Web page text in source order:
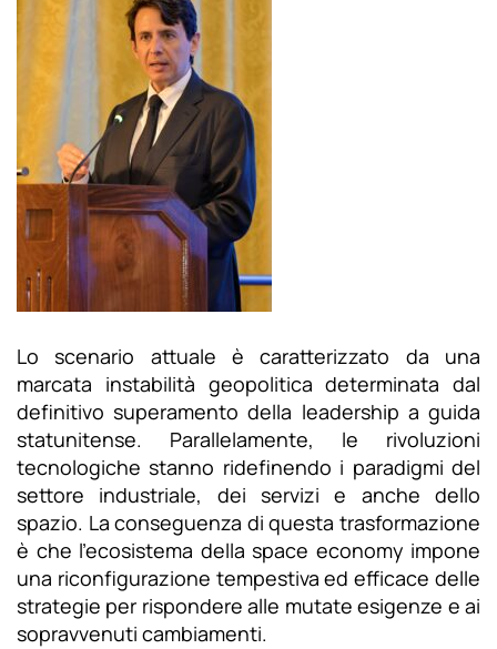
Lo scenario attuale è caratterizzato da una
marcata instabilità geopolitica determinata dal
definitivo superamento della leadership a guida
statunitense. Parallelamente, le rivoluzioni
tecnologiche stanno ridefinendo i paradigmi del
settore industriale, dei servizi e anche dello
spazio. La conseguenza di questa trasformazione
è che l’ecosistema della space economy impone
una riconfigurazione tempestiva ed efficace delle
strategie per rispondere alle mutate esigenze e ai
sopravvenuti cambiamenti.